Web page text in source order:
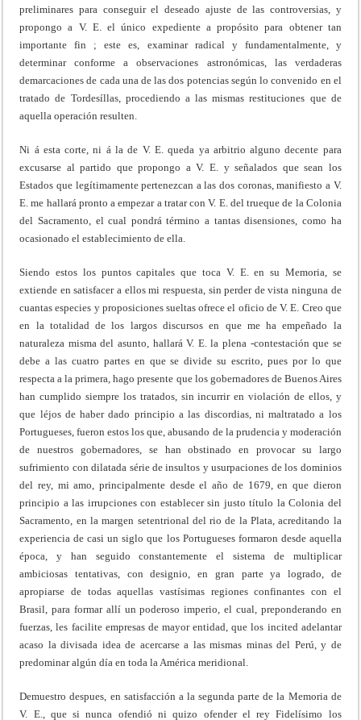
preliminares para conseguir el deseado ajuste de las controversias, y
propongo a V. E. el único expediente a propósito para obtener tan
importante fin ; este es, examinar radical y fundamentalmente, y
determinar conforme a observaciones astronómicas, las verdaderas
demarcaciones de cada una de las dos potencias según lo convenido en el
tratado de Tordesíllas, procediendo a las mismas restituciones que de
aquella operación resulten.
Ni á esta corte, ni á la de V. E. queda ya arbitrio alguno decente para
excusarse al partido que propongo a V. E. y señalados que sean los
Estados que legítimamente pertenezcan a las dos coronas, manifiesto a V.
E. me hallará pronto a empezar a tratar con V. E. del trueque de la Colonia
del Sacramento, el cual pondrá término a tantas disensiones, como ha
ocasionado el establecimiento de ella.
Siendo estos los puntos capitales que toca V. E. en su Memoria, se
extiende en satisfacer a ellos mi respuesta, sin perder de vista ninguna de
cuantas especies y proposiciones sueltas ofrece el oficio de V. E. Creo que
en la totalidad de los largos discursos en que me ha empeñado la
naturaleza misma del asunto, hallará V. E. la plena -contestación que se
debe a las cuatro partes en que se divide su escrito, pues por lo que
respecta a la primera, hago presente que los gobernadores de Buenos Aires
han cumplido siempre los tratados, sin incurrir en violación de ellos, y
que léjos de haber dado principio a las discordias, ni maltratado a los
Portugueses, fueron estos los que, abusando de la prudencia y moderación
de nuestros gobernadores, se han obstinado en provocar su largo
sufrimiento con dilatada série de insultos y usurpaciones de los dominios
del rey, mi amo, principalmente desde el año de 1679, en que dieron
principio a las irrupciones con establecer sin justo título la Colonia del
Sacramento, en la margen setentrional del rio de la Plata, acreditando la
experiencia de casi un siglo que los Portugueses formaron desde aquella
época, y han seguido constantemente el sistema de multiplicar
ambiciosas tentativas, con designio, en gran parte ya logrado, de
apropiarse de todas aquellas vastísimas regiones confinantes con el
Brasil, para formar allí un poderoso imperio, el cual, preponderando en
fuerzas, les facilite empresas de mayor entidad, que los incited adelantar
acaso la divisada idea de acercarse a las mismas minas del Perú, y de
predominar algún día en toda la América meridional.
Demuestro despues, en satisfacción a la segunda parte de la Memoria de
V. E., que si nunca ofendió ni quizo ofender el rey Fidelísimo los